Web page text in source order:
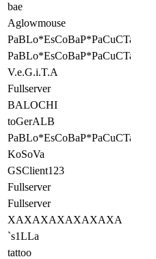
bae
Aglowmouse
PaBLo*EsCoBaP*PaCuCTa
PaBLo*EsCoBaP*PaCuCTa
V.e.G.i.T.A
Fullserver
BALOCHI
toGerALB
PaBLo*EsCoBaP*PaCuCTa
KoSoVa
GSClient123
Fullserver
Fullserver
XAXAXAXAXAXAXA
`s1LLa
tattoo